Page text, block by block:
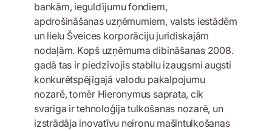
bankām, ieguldījumu fondiem,
apdrošināšanas uzņēmumiem, valsts iestādēm
un lielu Šveices korporāciju juridiskajām
nodaļām. Kopš uzņēmuma dibināšanas 2008.
gadā tas ir piedzīvojis stabilu izaugsmi augsti
konkurētspējīgajā valodu pakalpojumu
nozarē, tomēr Hieronymus saprata, cik
svarīga ir tehnoloģija tulkošanas nozarē, un
izstrādāja inovatīvu neironu mašīntulkošanas